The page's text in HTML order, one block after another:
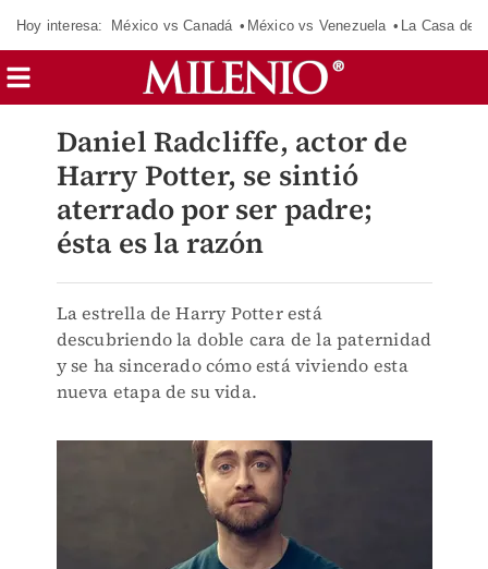
Hoy interesa: México vs Canadá México vs Venezuela La Casa de
Daniel Radcliffe, actor de
Harry Potter, se sintió
aterrado por ser padre;
ésta es la razón
La estrella de Harry Potter está
descubriendo la doble cara de la paternidad
y se ha sincerado cómo está viviendo esta
nueva etapa de su vida.